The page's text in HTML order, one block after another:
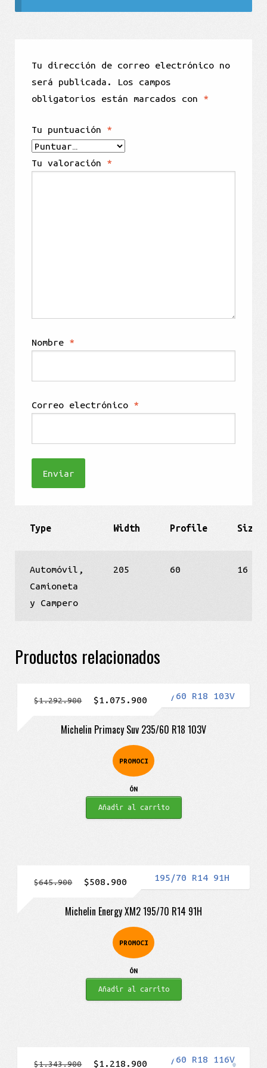
Tu dirección de correo electrónico no
será publicada.
Los campos
obligatorios están marcados con *
Tu puntuación *
Tu valoración *
Nombre *
Correo electrónico *
Type Width Profile Size
Automóvil,
Camioneta
y Campero
205 60 16
Productos relacionados
Michelin Primacy Suv 235/60 R18 103V
PROMOCI
ÓN
$1.292.900
El
original
$1.292.900.
$1.075.900
actual
es:
$1.075.900.
Añadir al carrito
Michelin Energy XM2 195/70 R14 91H
PROMOCI
ÓN
$645.900
El
original
$645.900.
$508.900
actual
es:
$508.900.
Añadir al carrito
$1.343.900
El$1.218.900